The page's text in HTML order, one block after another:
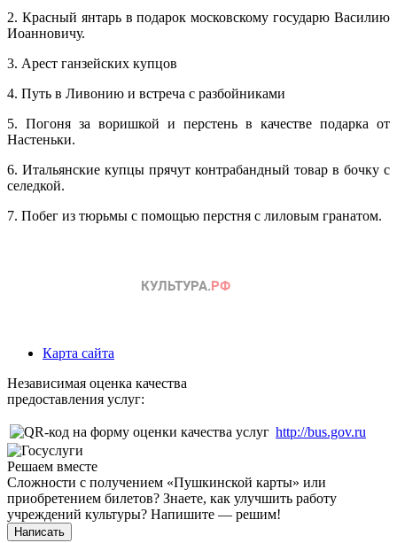
2. Красный янтарь в подарок московскому государю Василию
Иоанновичу.
3. Арест ганзейских купцов
4. Путь в Ливонию и встреча с разбойниками
5. Погоня за воришкой и перстень в качестве подарка от
Настеньки.
6. Итальянские купцы прячут контрабандный товар в бочку с
селедкой.
7. Побег из тюрьмы с помощью перстня с лиловым гранатом.
Карта сайта
Независимая оценка качества
предоставления услуг:
http://bus.gov.ru
Решаем вместе
Сложности с получением «Пушкинской карты» или
приобретением билетов? Знаете, как улучшить работу
учреждений культуры? Напишите — решим!
Написать